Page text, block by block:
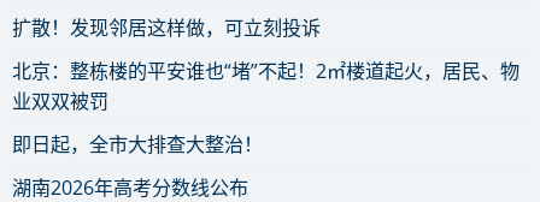
扩散！发现邻居这样做，可立刻投诉
北京：整栋楼的平安谁也“堵”不起！2㎡楼道起火，居民、物
业双双被罚
即日起，全市大排查大整治！
湖南2026年高考分数线公布